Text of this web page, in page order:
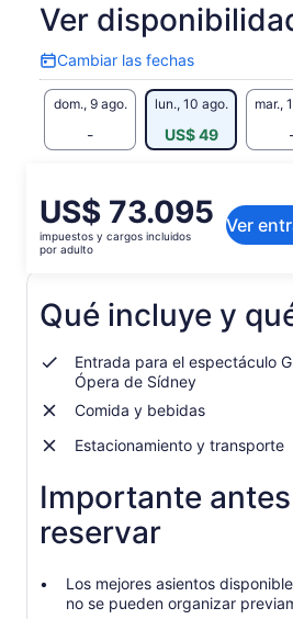
Ver
Cambiar las fechas
Cambiar
las
fechas
dom., 9 ago.
-
lun., 10 ago.
US$ 49
mar.,
El
precio
es
por
US$ 73.095
impuestos y cargos incluidos
por adulto
Ver
Es posible que el contenido
generado con un traductor
Ver el texto original (inglés)
Enviar comentarios sobre
Qué incluye y
Entrada para el espectáculo
Ópera de Sídney
Comida y bebidas
Estacionamiento y transporte
Importante
reservar
Los mejores asientos
no se pueden organizar